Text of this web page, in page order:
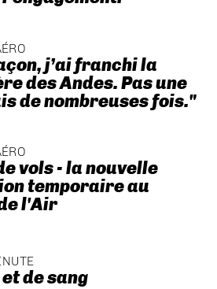
j’ai franchi la
des Andes. Pas une
de nombreuses fois."
vols - la nouvelle
temporaire au
l'Air
de sang